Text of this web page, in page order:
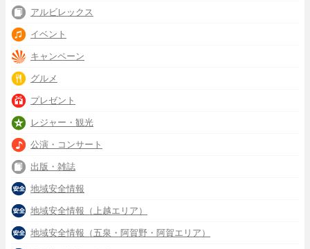
アルビレックス
イベント
キャンペーン
グルメ
プレゼント
レジャー・観光
公演・コンサート
出版・雑誌
地域安全情報
地域安全情報（上越エリア）
地域安全情報（五泉・阿賀野・阿賀エリア）